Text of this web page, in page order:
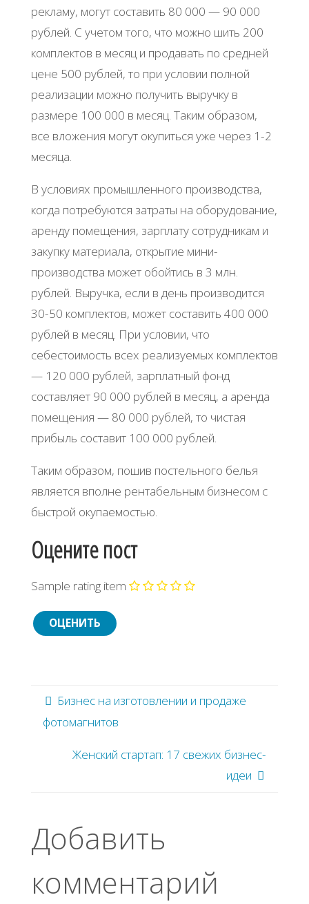
рекламу, могут составить 80 000 — 90 000
рублей. С учетом того, что можно шить 200
комплектов в месяц и продавать по средней
цене 500 рублей, то при условии полной
реализации можно получить выручку в
размере 100 000 в месяц. Таким образом,
все вложения могут окупиться уже через 1-2
месяца.
В условиях промышленного производства,
когда потребуются затраты на оборудование,
аренду помещения, зарплату сотрудникам и
закупку материала, открытие мини-
производства может обойтись в 3 млн.
рублей. Выручка, если в день производится
30-50 комплектов, может составить 400 000
рублей в месяц. При условии, что
себестоимость всех реализуемых комплектов
— 120 000 рублей, зарплатный фонд
составляет 90 000 рублей в месяц, а аренда
помещения — 80 000 рублей, то чистая
прибыль составит 100 000 рублей.
Таким образом, пошив постельного белья
является вполне рентабельным бизнесом с
быстрой окупаемостью.
Оцените пост
Sample rating item
Бизнес на изготовлении и продаже
фотомагнитов
Женский стартап: 17 свежих бизнес-
идеи
Добавить
комментарий